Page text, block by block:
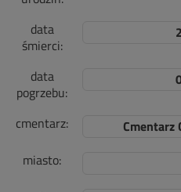
data
śmierci:
data
pogrzebu:
cmentarz:
Cmentarz
miasto: